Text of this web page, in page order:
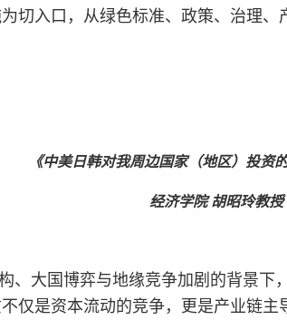
切入口，从绿色标准、政策、治理
《中美日韩对我周边国家（地区）投资
经济学院 胡昭玲教授
、大国博弈与地缘竞争加剧的背景下
仅是资本流动的竞争，更是产业链